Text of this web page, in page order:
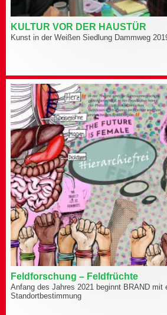
KULTUR VOR DER HAUSTÜR
Kunst in der Weißen Siedlung Dammweg
Feldforschung – Feldfrüchte
Anfang des Jahres 2021 beginnt BRAND mit
Standortbestimmung